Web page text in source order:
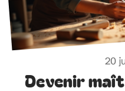
20
Devenir